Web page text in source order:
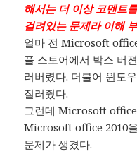
해서는 더 이상 코멘트
걸려있는 문제라 이해
얼마 전 Microsoft
플 스토어에서 박스 버
러버렸다. 더불어 윈도
질러줬다.
그런데 Microsoft
Microsoft office 2010
문제가 생겼다.